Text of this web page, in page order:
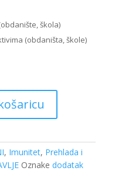
škola)
(obdaništa, škole)
, Imunitet, Prehlada i
Oznake dodatak